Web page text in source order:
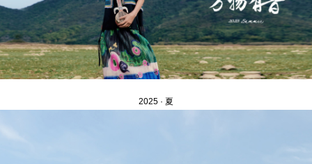
2025 · 夏